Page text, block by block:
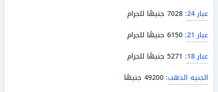
عيار 24
: 7028 جنيهًا للجرام
عيار 21
: 6150 جنيهًا للجرام
عيار 18
: 5271 جنيهًا للجرام
الجنيه الذهب: 49200 جنيهًا